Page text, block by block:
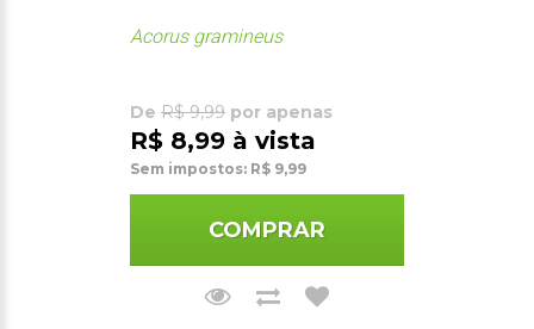
Acorus gramineus
De R$ 9,99 por apenas
R$ 8,99 à vista
Sem impostos: R$ 9,99
COMPRAR